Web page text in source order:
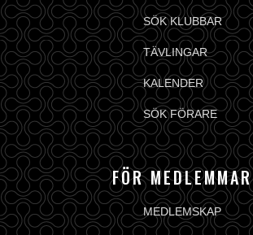
SÖK KLUBBAR
TÄVLINGAR
KALENDER
SÖK FÖRARE
FÖR MEDLEMMAR
MEDLEMSKAP